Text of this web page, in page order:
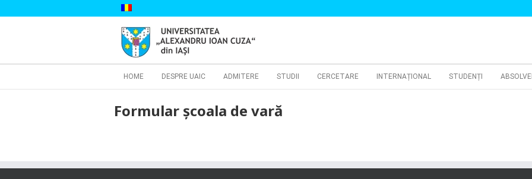
to
Cautare...
HOME DESPRE UAIC ADMITERE STUDII CERCETARE INTERNAȚIONAL STUDENȚI
Formular școala de vară